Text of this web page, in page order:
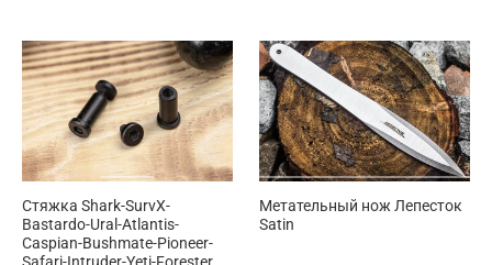
Стяжка Shark-SurvX-
Bastardo-Ural-Atlantis-
Caspian-Bushmate-Pioneer-
Safari-Intruder-Yeti-Forester
Метательный нож Лепесток
Satin